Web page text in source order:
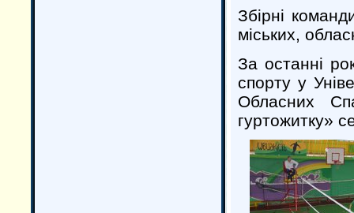
Збірні
міських,
За останні
спорту у
Обласних
гуртожитку»